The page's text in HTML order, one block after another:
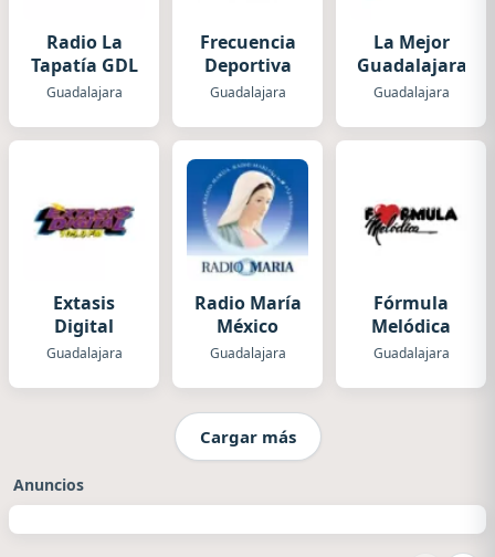
Radio La
Tapatía GDL
Guadalajara
Frecuencia
Deportiva
Guadalajara
La Mejor
Guadalajara
Guadalajara
Extasis
Digital
Guadalajara
Radio María
México
Guadalajara
Fórmula
Melódica
Guadalajara
Cargar más
Anuncios